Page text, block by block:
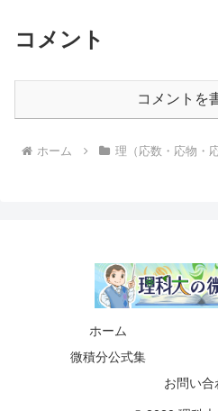
コメント
コメントを
ホーム 理（応数・応物・応
ホーム
微積分公式集
お問い合